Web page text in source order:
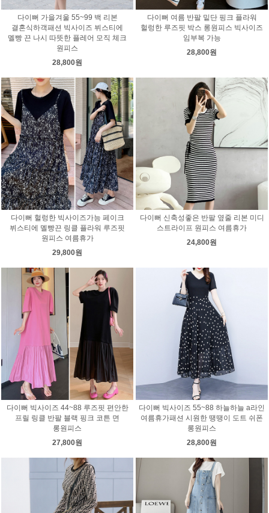
다이뻐 가을겨울 55~99 백 리본
결혼식하객패션 빅사이즈 뷔스티에
멜빵 끈 나시 따뜻한 플레어 모직 체크
원피스
28,800원
다이뻐 여름 반팔 밑단 핑크 플라워
헐렁한 루즈핏 박스 롱원피스 빅사이즈
임부복 가능
28,800원
다이뻐 헐렁한 빅사이즈가능 페이크
뷔스티에 멜빵끈 링클 플라워 루즈핏
원피스 여름휴가
29,800원
다이뻐 신축성좋은 반팔 옆줄 리본 미디
스트라이프 원피스 여름휴가
24,800원
다이뻐 빅사이즈 44~88 루즈핏 편안한
프릴 링클 반팔 블랙 핑크 코튼 면
롱원피스
27,800원
다이뻐 빅사이즈 55~88 하늘하늘 a라인
여름휴가패션 시원한 땡땡이 도트 쉬폰
롱원피스
28,800원